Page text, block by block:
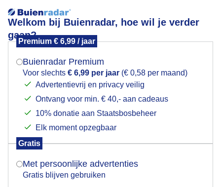
Welkom bij Buienradar, hoe wil je verder
gaan?
Premium € 6,99 / jaar
Buienradar Premium
Voor slechts € 6,99 per jaar (€ 0,58 per maand)
Advertentievrij en privacy veilig
Ontvang voor min. € 40,- aan cadeaus
10% donatie aan Staatsbosbeheer
Elk moment opzegbaar
Gratis
Met persoonlijke advertenties
Gratis blijven gebruiken
Vakantiedrukte de provincie uit
Mogen we je locatie gebruiken voor het
Indien je hier nog geen akkoord op hebt gegeven,
verschijnt er zo een pop-up uit je browser waarin
Is goed, toon de popup